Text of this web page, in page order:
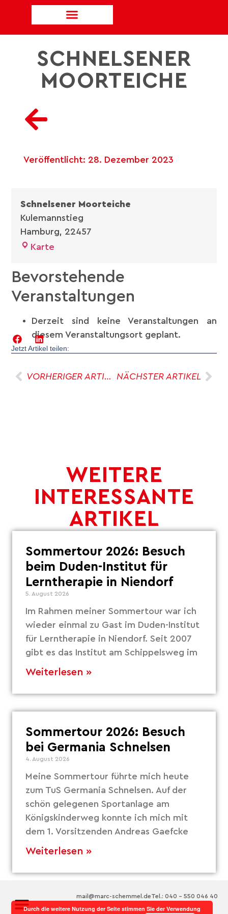
SCHNELSENER
MOORTEICHE
Veröffentlicht: 28. Dezember 2023
Schnelsener Moorteiche
Kulemannstieg
Hamburg, 22457
Karte
Bevorstehende
Veranstaltungen
Derzeit sind keine Veranstaltungen an
diesem Veranstaltungsort geplant.
Jetzt Artikel teilen:
VORHERIGER ARTIKEL NÄCHSTER ARTIKEL
WEITERE
INTERESSANTE
ARTIKEL
Sommertour 2026: Besuch
beim Duden-Institut für
Lerntherapie in Niendorf
5. August 2026
Im Rahmen meiner Sommertour war ich
wieder einmal zu Gast im Duden-Institut
für Lerntherapie in Niendorf. Seit 2007
gibt es das Institut am Schippelsweg im
Weiterlesen »
Sommertour 2026: Besuch
bei Germania Schnelsen
4. August 2026
Meine Sommertour führte mich heute
zum TuS Germania Schnelsen. Auf der
schön gelegenen Sportanlage am
Königskinderweg konnte ich mich mit
dem 1. Vorsitzenden Andreas Gaefcke
Weiterlesen »
Tel.: 040 – 550 046 40
mail@marc-schemmel.de
Durch die weitere Nutzung der Seite stimmen Sie der Verwendung